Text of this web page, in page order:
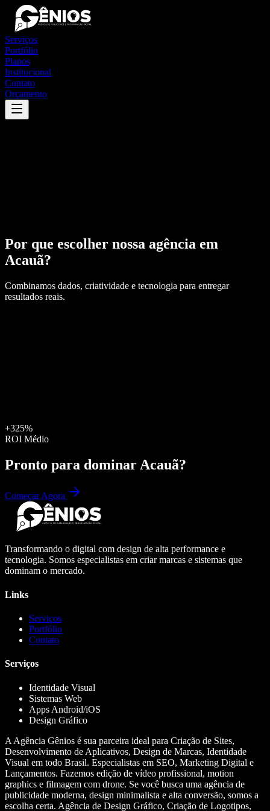
Serviços
Portfólio
Planos
Institucional
Contato
Orçamento
Por que escolher nossa agência em
Acauã?
Combinamos dados, criatividade e tecnologia para entregar
resultados reais.
+325%
ROI Médio
Pronto para dominar Acauã?
Começar Agora
Transformando o digital com design de alta performance e
tecnologia. Somos especialistas em criar marcas e sistemas que
dominam o mercado.
Links
Serviços
Portfólio
Contato
Serviços
Identidade Visual
Sistemas Web
Apps Android/iOS
Design Gráfico
A Agência Gênios é sua parceira ideal para Criação de Sites,
Desenvolvimento de Aplicativos, Design de Marcas, Identidade
Visual em todo Brasil. Especialistas em SEO, Marketing Digital e
Lançamentos. Fazemos edição de vídeo profissional, motion
graphics e filmagem com drone. Se você busca uma agência de
publicidade moderna, design minimalista e alta conversão, somos a
escolha certa. Agência de Design Gráfico, Criação de Logotipos,